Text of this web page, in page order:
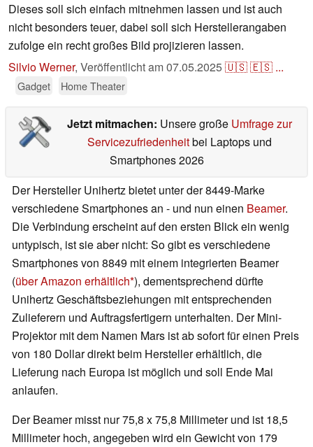
Dieses soll sich einfach mitnehmen lassen und ist auch
nicht besonders teuer, dabei soll sich Herstellerangaben
zufolge ein recht großes Bild projizieren lassen.
Silvio Werner, Veröffentlicht am07.05.2025🇺🇸🇪🇸 ...
Gadget Home Theater
Jetzt mitmachen: Unsere große Umfrage zur
Servicezufriedenheitbei Laptops und
Smartphones 2026
Der Hersteller Unihertz bietet unter der 8449-Marke
verschiedene Smartphones an - und nun einen Beamer.
Die Verbindung erscheint auf den ersten Blick ein wenig
untypisch, ist sie aber nicht: So gibt es verschiedene
Smartphones von 8849 mit einem integrierten Beamer
(über Amazon erhältlich ), dementsprechend dürfte
Unihertz Geschäftsbeziehungen mit entsprechenden
Zulieferern und Auftragsfertigern unterhalten. Der Mini-
Projektor mit dem Namen Mars ist ab sofort für einen Preis
von 180 Dollar direkt beim Hersteller erhältlich, die
Lieferung nach Europa ist möglich und soll Ende Mai
anlaufen.
Der Beamer misst nur 75,8 x 75,8 Millimeter und ist 18,5
Millimeter hoch, angegeben wird ein Gewicht von 179